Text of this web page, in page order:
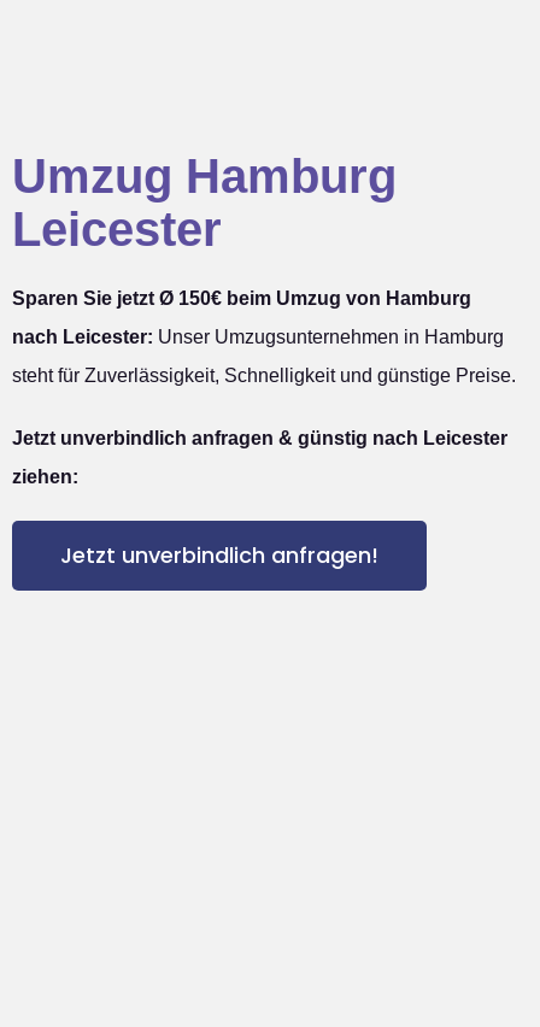
Umzug Hamburg
Leicester
Sparen Sie jetzt Ø 150€ beim Umzug von Hamburg
nach Leicester: Unser Umzugsunternehmen in Hamburg
steht für Zuverlässigkeit, Schnelligkeit und günstige Preise.
Jetzt unverbindlich anfragen & günstig nach Leicester
ziehen:
Jetzt unverbindlich anfragen!